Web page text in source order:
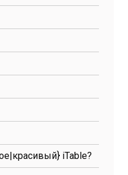
iTable?